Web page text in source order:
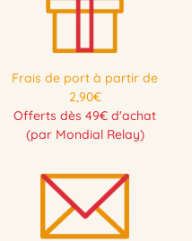
Frais de port à partir de
2,90€
Offerts dès 49€ d'achat
(par Mondial Relay)